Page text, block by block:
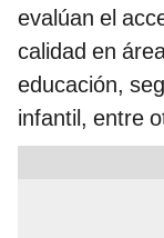
evalúan el
calidad en
educación,
infantil, entre